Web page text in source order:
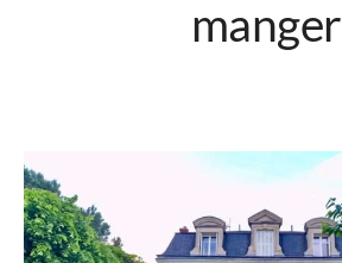
manger